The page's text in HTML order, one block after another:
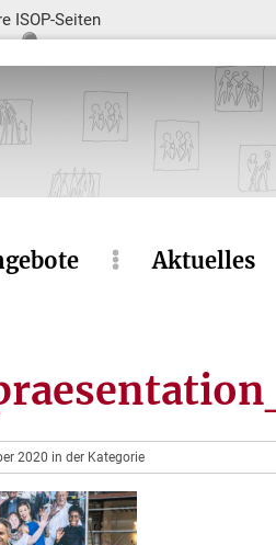
ISOP-Seiten
Aktuelles
2020 in der Kategorie